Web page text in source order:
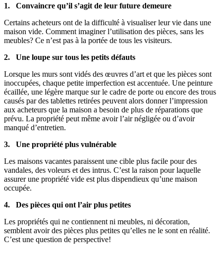
1. Convaincre qu’il s’agit de leur future demeure
Certains acheteurs ont de la difficulté à visualiser leur vie dans une
maison vide. Comment imaginer l’utilisation des pièces, sans les
meubles? Ce n’est pas à la portée de tous les visiteurs.
2. Une loupe sur tous les petits défauts
Lorsque les murs sont vidés des œuvres d’art et que les pièces sont
inoccupées, chaque petite imperfection est accentuée. Une peinture
écaillée, une légère marque sur le cadre de porte ou encore des trous
causés par des tablettes retirées peuvent alors donner l’impression
aux acheteurs que la maison a besoin de plus de réparations que
prévu. La propriété peut même avoir l’air négligée ou d’avoir
manqué d’entretien.
3. Une propriété plus vulnérable
Les maisons vacantes paraissent une cible plus facile pour des
vandales, des voleurs et des intrus. C’est la raison pour laquelle
assurer une propriété vide est plus dispendieux qu’une maison
occupée.
4. Des pièces qui ont l’air plus petites
Les propriétés qui ne contiennent ni meubles, ni décoration,
semblent avoir des pièces plus petites qu’elles ne le sont en réalité.
C’est une question de perspective!